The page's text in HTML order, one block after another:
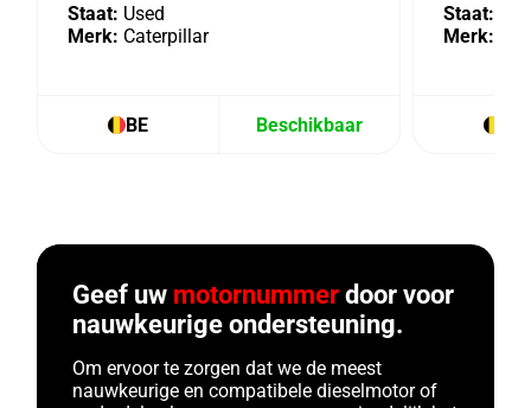
Staat: Used
Merk: Caterpillar
BE Beschikbaar
Staat:
Merk:
Geef uw motornummer door voor
nauwkeurige ondersteuning.
Om ervoor te zorgen dat we de meest
nauwkeurige en compatibele dieselmotor of